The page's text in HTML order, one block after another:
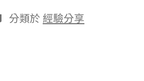
分類於 經驗分享